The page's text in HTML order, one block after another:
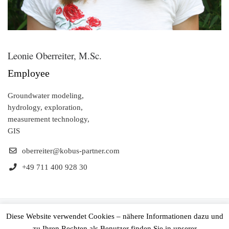
Leonie Oberreiter, M.Sc.
Employee
Groundwater modeling,
hydrology, exploration,
measurement technology,
GIS
oberreiter@kobus-partner.com
+49 711 400 928 30
© 2026Ingenieurgesellschaft Prof. Kobus und Partner GmbH –
All rights reserved
Diese Website verwendet Cookies – nähere Informationen dazu und